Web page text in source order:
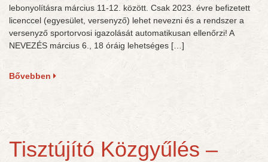
lebonyolításra március 11-12. között. Csak 2023. évre befizetett
licenccel (egyesület, versenyző) lehet nevezni és a rendszer a
versenyző sportorvosi igazolását automatikusan ellenőrzi! A
NEVEZÉS március 6., 18 óráig lehetséges […]
Bővebben
Tisztújító Közgyűlés –